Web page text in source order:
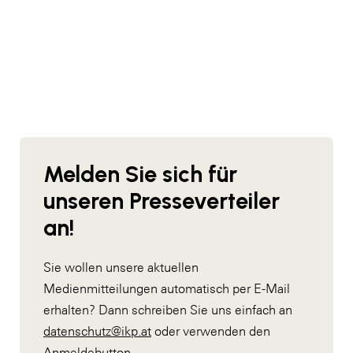
Melden Sie sich für
unseren Presseverteiler
an!
Sie wollen unsere aktuellen
Medienmitteilungen automatisch per E-Mail
erhalten? Dann schreiben Sie uns einfach an
datenschutz@ikp.at oder verwenden den